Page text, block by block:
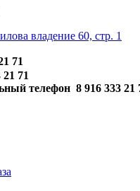
владение 60, стр. 1
71
21 71
8 916 333 21